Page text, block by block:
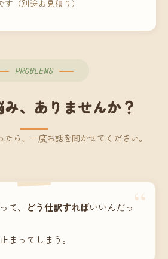
す（別途お見積り）
PROBLEMS
、ありませんか？
ら、一度お話を聞かせてください。
“
て、 どう仕訳すればいいんだっ
まってしまう。